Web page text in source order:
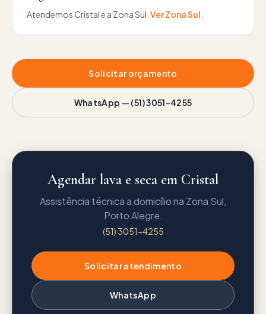
AtendemosCristale a Zona Sul VerZona Sul
Solicitar orçamento
WhatsApp — (51) 3051-4255
Agendar lava e seca em Cristal
Assistência técnica a domicílio na Zona Sul,
Porto Alegre.
(51) 3051-4255
Solicitar atendimento
WhatsApp